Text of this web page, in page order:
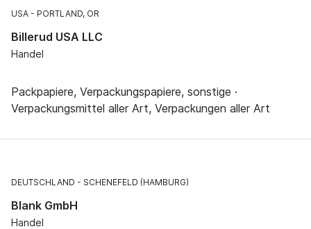
USA PORTLAND, OR
Billerud USA LLC
Handel
Packpapiere, Verpackungspapiere, sonstige ·
Verpackungsmittel aller Art, Verpackungen aller Art
DEUTSCHLAND SCHENEFELD (HAMBURG)
Blank GmbH
Handel